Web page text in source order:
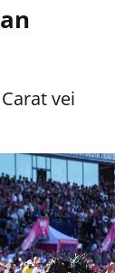
vei